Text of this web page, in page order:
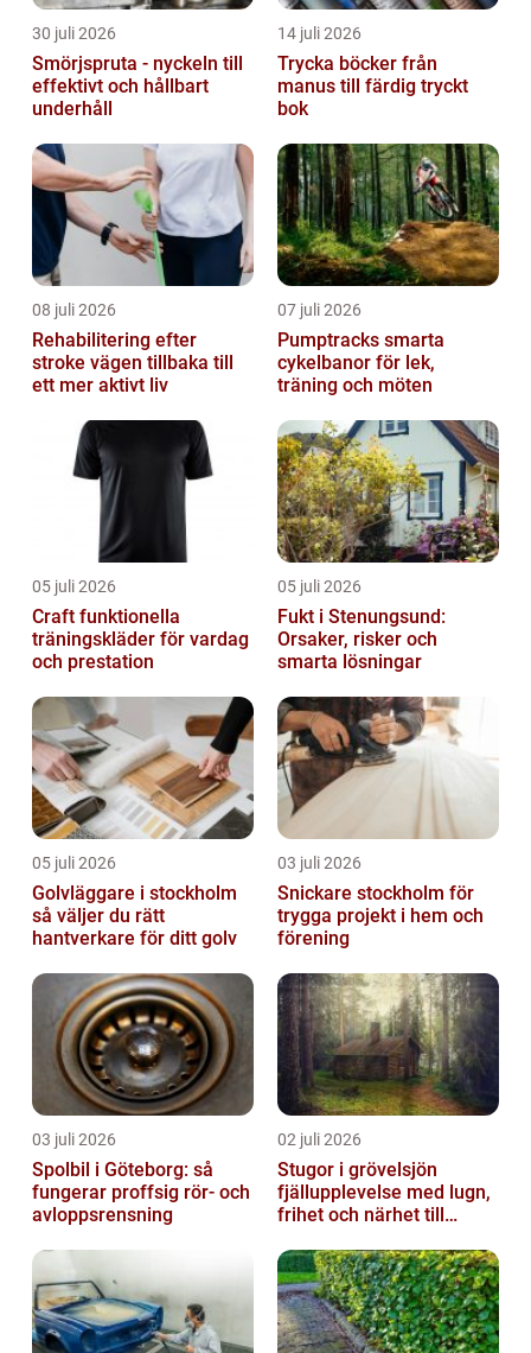
30 juli 2026
Smörjspruta - nyckeln till
effektivt och hållbart
underhåll
14 juli 2026
Trycka böcker från
manus till färdig tryckt
bok
08 juli 2026
Rehabilitering efter
stroke vägen tillbaka till
ett mer aktivt liv
07 juli 2026
Pumptracks smarta
cykelbanor för lek,
träning och möten
05 juli 2026
Craft funktionella
träningskläder för vardag
och prestation
05 juli 2026
Fukt i Stenungsund:
Orsaker, risker och
smarta lösningar
05 juli 2026
Golvläggare i stockholm
så väljer du rätt
hantverkare för ditt golv
03 juli 2026
Snickare stockholm för
trygga projekt i hem och
förening
03 juli 2026
Spolbil i Göteborg: så
fungerar proffsig rör- och
avloppsrensning
02 juli 2026
Stugor i grövelsjön
fjällupplevelse med lugn,
frihet och närhet till